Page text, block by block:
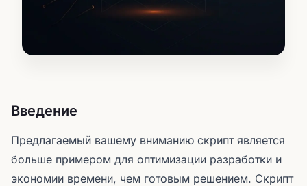
Введение
Предлагаемый вашему вниманию скрипт является
больше примером для оптимизации разработки и
экономии времени, чем готовым решением. Скрипт